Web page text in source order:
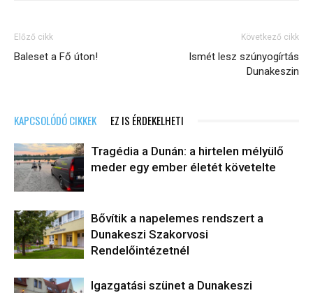
Előző cikk
Baleset a Fő úton!
Következő cikk
Ismét lesz szúnyogírtás
Dunakeszin
KAPCSOLÓDÓ CIKKEK EZ IS ÉRDEKELHETI
Tragédia a Dunán: a hirtelen mélyülő
meder egy ember életét követelte
Bővítik a napelemes rendszert a
Dunakeszi Szakorvosi
Rendelőintézetnél
Igazgatási szünet a Dunakeszi